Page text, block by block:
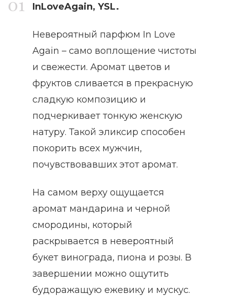
InLoveAgain, YSL.
Невероятный парфюм In Love
Again – само воплощение чистоты
и свежести. Аромат цветов и
фруктов сливается в прекрасную
сладкую композицию и
подчеркивает тонкую женскую
натуру. Такой эликсир способен
покорить всех мужчин,
почувствовавших этот аромат.
На самом верху ощущается
аромат мандарина и черной
смородины, который
раскрывается в невероятный
букет винограда, пиона и розы. В
завершении можно ощутить
будоражащую ежевику и мускус.